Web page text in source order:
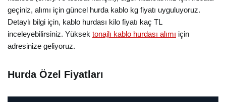
geçiniz, alımı için güncel hurda kablo kg fiyatı uyguluyoruz.
Detaylı bilgi için, kablo hurdası kilo fiyatı kaç TL
inceleyebilirsiniz. Yüksek tonajlı kablo hurdası alımı için
adresinize geliyoruz.
Hurda Özel Fiyatları